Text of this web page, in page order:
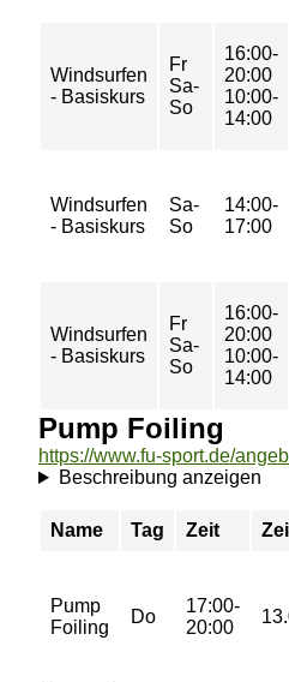
Windsurfen
- Basiskurs
Fr
Sa-
So
16:00-
20:00
10:00-
14:00
Windsurfen
- Basiskurs
Sa-
So
14:00-
17:00
Windsurfen
- Basiskurs
Fr
Sa-
So
16:00-
20:00
10:00-
14:00
Pump Foiling
Beschreibung anzeigen
Name Tag Zeit
Pump
Foiling
Do
17:00-
20:00